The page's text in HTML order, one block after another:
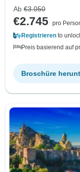
Ab €3.050
€2.745 pro
Registrieren to
Preis basierend auf
Broschüre